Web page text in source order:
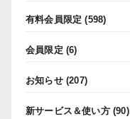
有料会員限定 (598)
会員限定 (6)
お知らせ(207)
新サービス＆使い方(90)